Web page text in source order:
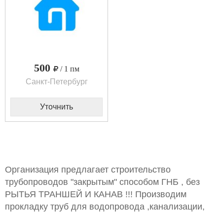
500
/ 1 пм
Санкт-Петербург
Уточнить
Организация предлагает строительство
трубопроводов "закрытым" способом ГНБ , без
РЫТЬЯ ТРАНШЕЙ И КАНАВ !!! Производим
прокладку труб для водопровода ,канализации,